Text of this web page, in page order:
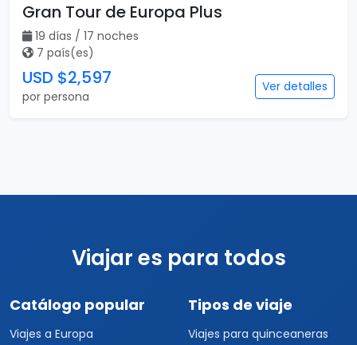
Gran Tour de Europa Plus
19 días / 17 noches
7 país(es)
USD $2,597
por persona
Ver detalles
Viajar es para todos
Catálogo popular
Viajes a Europa
Tipos de viaje
Viajes para quinceaneras